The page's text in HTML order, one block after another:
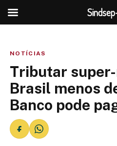
NOTÍCIAS
Tributar
Brasil menos
Banco pode